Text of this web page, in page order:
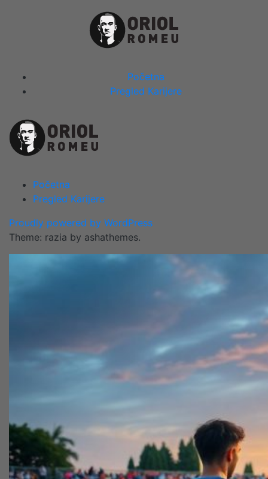
Close
Menu
Početna
Pregled Karijere
Početna
Pregled Karijere
Proudly powered by WordPress
Theme: razia by ashathemes.